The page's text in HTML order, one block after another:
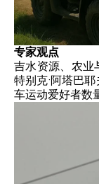
专家观点
吉水资源、农业
特别克·阿塔巴
车运动爱好者数